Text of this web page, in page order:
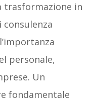
trasformazione in
personale,
Un
fondamentale